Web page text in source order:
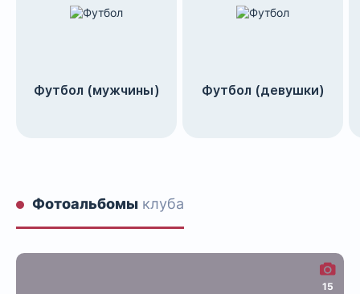
Футбол (мужчины) Футбол (девушки)
Фотоальбомы клуба
15